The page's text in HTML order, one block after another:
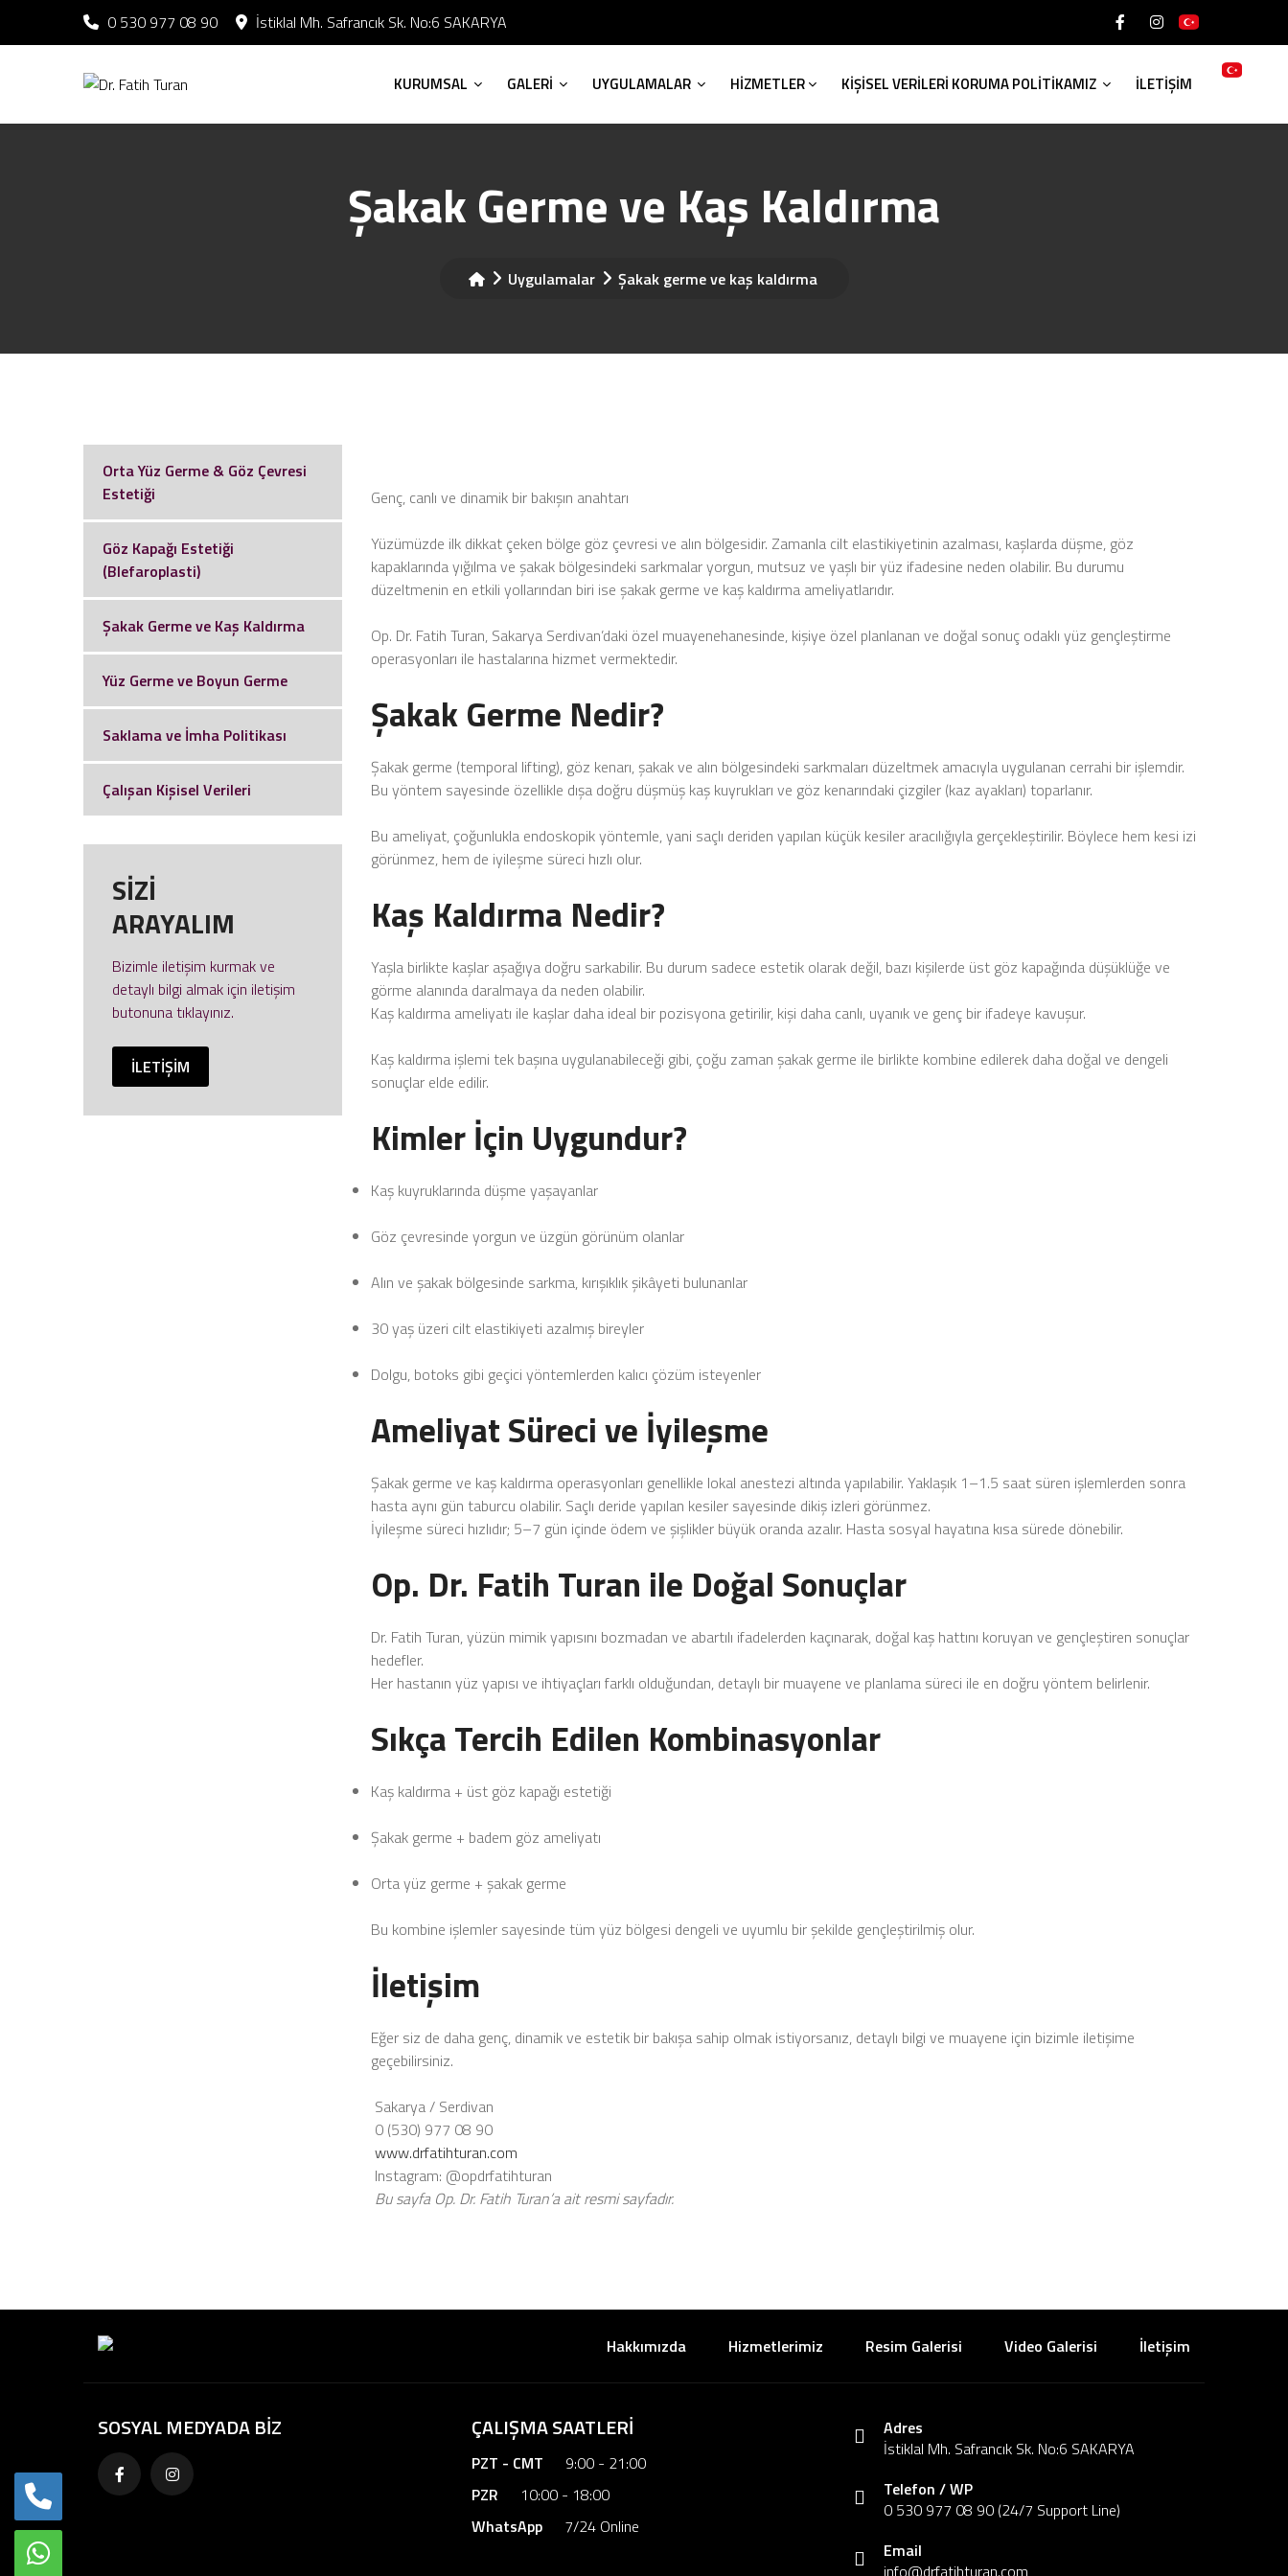
0 530 977 08 90 İstiklal Mh. Safrancık Sk. No:6 SAKARYA
KURUMSAL GALERİ UYGULAMALAR HİZMETLER KİŞİSEL VERİLERİ KORUMA POLİTİKAMIZ İLETİŞİM
Şakak Germe ve Kaş Kaldırma
Uygulamalar Şakak germe ve kaş kaldırma
Orta Yüz Germe & Göz Çevresi
Estetiği
Göz Kapağı Estetiği
(Blefaroplasti)
Şakak Germe ve Kaş Kaldırma
Yüz Germe ve Boyun Germe
Saklama ve İmha Politikası
Çalışan Kişisel Verileri
SİZİ
ARAYALIM
Bizimle iletişim kurmak ve
detaylı bilgi almak için iletişim
butonuna tıklayınız.
İLETİŞİM
Genç, canlı ve dinamik bir bakışın anahtarı
Yüzümüzde ilk dikkat çeken bölge göz çevresi ve alın bölgesidir. Zamanla cilt elastikiyetinin azalması, kaşlarda düşme, göz
kapaklarında yığılma ve şakak bölgesindeki sarkmalar yorgun, mutsuz ve yaşlı bir yüz ifadesine neden olabilir. Bu durumu
düzeltmenin en etkili yollarından biri ise şakak germe ve kaş kaldırma ameliyatlarıdır.
Op. Dr. Fatih Turan, Sakarya Serdivan’daki özel muayenehanesinde, kişiye özel planlanan ve doğal sonuç odaklı yüz gençleştirme
operasyonları ile hastalarına hizmet vermektedir.
Şakak Germe Nedir?
Şakak germe (temporal lifting), göz kenarı, şakak ve alın bölgesindeki sarkmaları düzeltmek amacıyla uygulanan cerrahi bir işlemdir.
Bu yöntem sayesinde özellikle dışa doğru düşmüş kaş kuyrukları ve göz kenarındaki çizgiler (kaz ayakları) toparlanır.
Bu ameliyat, çoğunlukla endoskopik yöntemle, yani saçlı deriden yapılan küçük kesiler aracılığıyla gerçekleştirilir. Böylece hem kesi izi
görünmez, hem de iyileşme süreci hızlı olur.
Kaş Kaldırma Nedir?
Yaşla birlikte kaşlar aşağıya doğru sarkabilir. Bu durum sadece estetik olarak değil, bazı kişilerde üst göz kapağında düşüklüğe ve
görme alanında daralmaya da neden olabilir.
Kaş kaldırma ameliyatı ile kaşlar daha ideal bir pozisyona getirilir, kişi daha canlı, uyanık ve genç bir ifadeye kavuşur.
Kaş kaldırma işlemi tek başına uygulanabileceği gibi, çoğu zaman şakak germe ile birlikte kombine edilerek daha doğal ve dengeli
sonuçlar elde edilir.
Kimler İçin Uygundur?
Kaş kuyruklarında düşme yaşayanlar
Göz çevresinde yorgun ve üzgün görünüm olanlar
Alın ve şakak bölgesinde sarkma, kırışıklık şikâyeti bulunanlar
30 yaş üzeri cilt elastikiyeti azalmış bireyler
Dolgu, botoks gibi geçici yöntemlerden kalıcı çözüm isteyenler
Ameliyat Süreci ve İyileşme
Şakak germe ve kaş kaldırma operasyonları genellikle lokal anestezi altındayapılabilir. Yaklaşık 1–1.5 saat süren işlemlerden sonra
hasta aynı gün taburcu olabilir. Saçlı deride yapılan kesiler sayesinde dikiş izleri görünmez.
İyileşme süreci hızlıdır; 5–7 gün içinde ödem ve şişlikler büyük oranda azalır. Hasta sosyal hayatına kısa sürede dönebilir.
Op. Dr. Fatih Turan ile Doğal Sonuçlar
Dr. Fatih Turan, yüzün mimik yapısını bozmadan ve abartılı ifadelerden kaçınarak, doğal kaş hattını koruyan ve gençleştiren sonuçlar
hedefler.
Her hastanın yüz yapısı ve ihtiyaçları farklı olduğundan, detaylı bir muayene ve planlama süreci ile en doğru yöntem belirlenir.
Sıkça Tercih Edilen Kombinasyonlar
Kaş kaldırma + üst göz kapağı estetiği
Şakak germe + badem göz ameliyatı
Orta yüz germe + şakak germe
Bu kombine işlemler sayesinde tüm yüz bölgesi dengeli ve uyumlu bir şekilde gençleştirilmiş olur.
İletişim
Eğer siz de daha genç, dinamik ve estetik bir bakışa sahip olmak istiyorsanız, detaylı bilgi ve muayene için bizimle iletişime
geçebilirsiniz.
Sakarya / Serdivan
0 (530) 977 08 90
www.drfatihturan.com
Instagram: @opdrfatihturan
Bu sayfa Op. Dr. Fatih Turan’a ait resmi sayfadır.
Hakkımızda Hizmetlerimiz Resim Galerisi Video Galerisi İletişim
SOSYAL MEDYADA BİZ ÇALIŞMA SAATLERİ
PZT - CMT
9:00 - 21:00
PZR
10:00 - 18:00
WhatsApp
7/24 Online
Adres
İstiklal Mh. Safrancık Sk. No:6 SAKARYA
Telefon / WP
0 530 977 08 90 (24/7 Support Line)
Email
info@drfatihturan.com